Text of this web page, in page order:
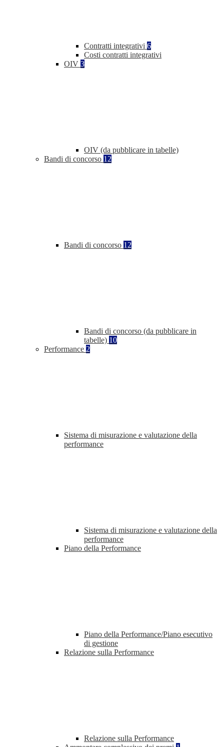
Contratti integrativi 6
Costi contratti integrativi
OIV 3
OIV (da pubblicare in tabelle)
Bandi di concorso 12
Bandi di concorso 12
Bandi di concorso (da pubblicare in
tabelle) 10
Performance 2
Sistema di misurazione e valutazione della
performance
Sistema di misurazione e valutazione della
performance
Piano della Performance
Piano della Performance/Piano esecutivo
di gestione
Relazione sulla Performance
Relazione sulla Performance